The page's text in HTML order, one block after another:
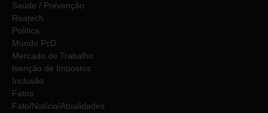
Saúde / Prevenção
Reatech
Política
Mundo PcD
Mercado de Trabalho
Isenção de Impostos
Inclusão
Fatos
Fato/Notícia/Atualidades